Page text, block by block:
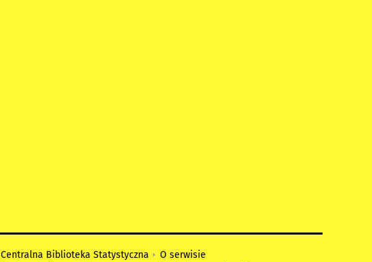
Centralna Biblioteka Statystyczna
O serwisie